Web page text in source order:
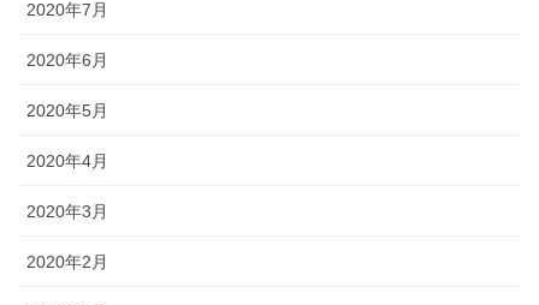
2020年7月
2020年6月
2020年5月
2020年4月
2020年3月
2020年2月